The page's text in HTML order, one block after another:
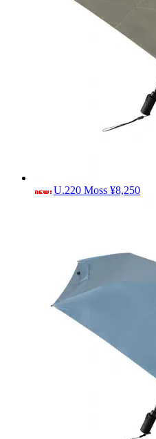
U.220 Moss ¥8,250